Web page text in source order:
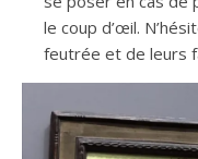
le coup d’œil.
feutrée et de leurs